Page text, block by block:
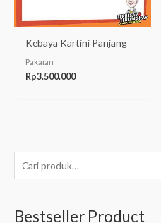
e
c
Bestseller Product
Kebaya Kartini Panjang
Pakaian
Rp3.500.000